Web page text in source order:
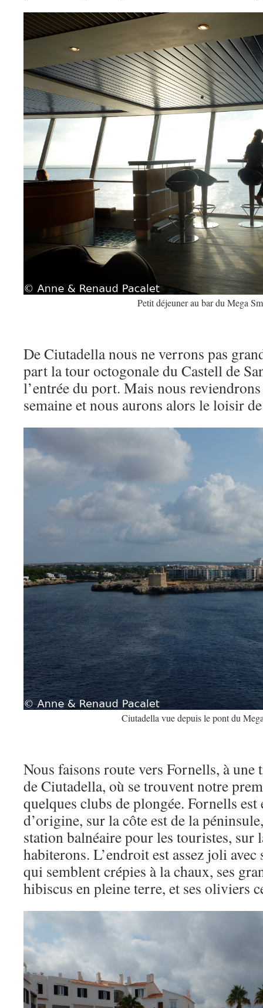
Petit déjeuner au bar du Mega
De Ciutadella nous ne verrons pas
part la tour octogonale du Castell de
l’entrée du port. Mais nous
semaine et nous aurons alors le loisir
Ciutadella vue depuis le pont du
Nous faisons route vers Fornells, à une
de Ciutadella, où se trouvent notre
quelques clubs de plongée. Fornells
d’origine, sur la côte est de la
station balnéaire pour les touristes, sur
habiterons. L’endroit est assez joli avec
qui semblent crépies à la chaux, ses
hibiscus en pleine terre, et ses oliviers